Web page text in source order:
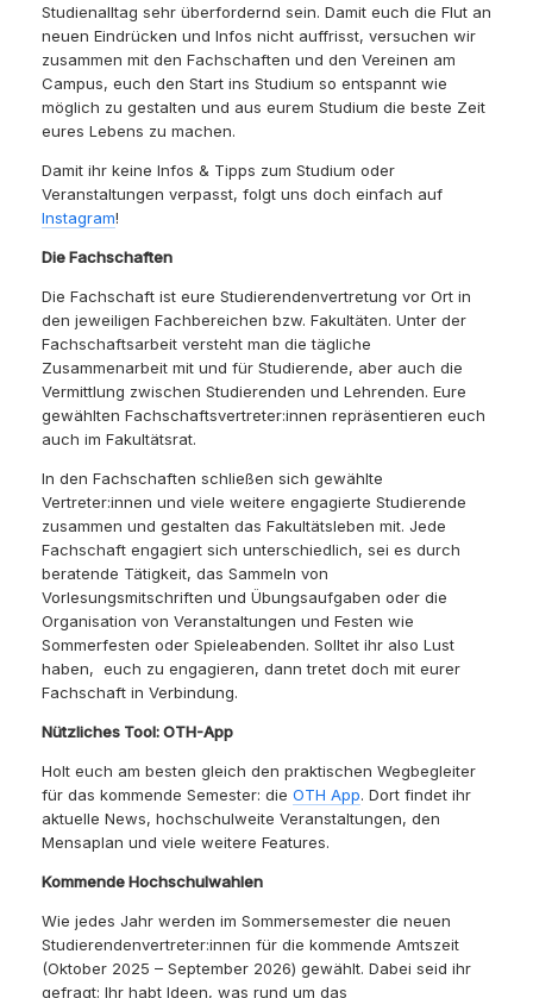
Studienalltag sehr überfordernd sein. Damit euch die Flut an
neuen Eindrücken und Infos nicht auffrisst, versuchen wir
zusammen mit den Fachschaften und den Vereinen am
Campus, euch den Start ins Studium so entspannt wie
möglich zu gestalten und aus eurem Studium die beste Zeit
eures Lebens zu machen.
Damit ihr keine Infos & Tipps zum Studium oder
Veranstaltungen verpasst, folgt uns doch einfach auf
Instagram!
Die Fachschaften
Die Fachschaft ist eure Studierendenvertretung vor Ort in
den jeweiligen Fachbereichen bzw. Fakultäten. Unter der
Fachschaftsarbeit versteht man die tägliche
Zusammenarbeit mit und für Studierende, aber auch die
Vermittlung zwischen Studierenden und Lehrenden. Eure
gewählten Fachschaftsvertreter:innen repräsentieren euch
auch im Fakultätsrat.
In den Fachschaften schließen sich gewählte
Vertreter:innen und viele weitere engagierte Studierende
zusammen und gestalten das Fakultätsleben mit. Jede
Fachschaft engagiert sich unterschiedlich, sei es durch
beratende Tätigkeit, das Sammeln von
Vorlesungsmitschriften und Übungsaufgaben oder die
Organisation von Veranstaltungen und Festen wie
Sommerfesten oder Spieleabenden. Solltet ihr also Lust
haben, euch zu engagieren, dann tretet doch mit eurer
Fachschaft in Verbindung.
Nützliches Tool: OTH-App
Holt euch am besten gleich den praktischen Wegbegleiter
für das kommende Semester: die OTH App. Dort findet ihr
aktuelle News, hochschulweite Veranstaltungen, den
Mensaplan und viele weitere Features.
Kommende Hochschulwahlen
Wie jedes Jahr werden im Sommersemester die neuen
Studierendenvertreter:innen für die kommende Amtszeit
(Oktober 2025 – September 2026) gewählt. Dabei seid ihr
gefragt: Ihr habt Ideen, was rund um das